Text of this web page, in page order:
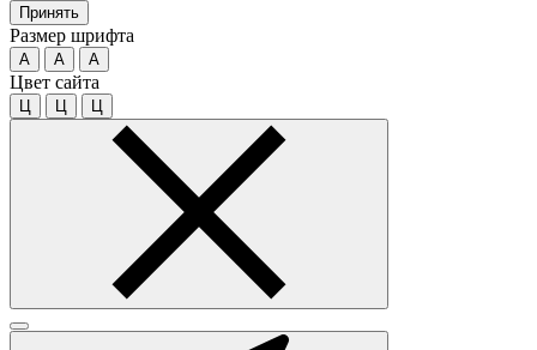
Принять
Размер шрифта
A A A
Цвет сайта
Ц Ц Ц